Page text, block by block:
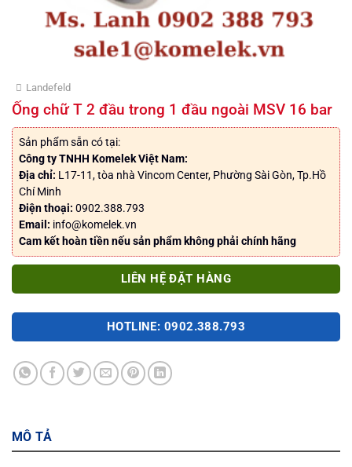
Landefeld
Ống chữ T 2 đầu trong 1 đầu ngoài MSV 16 bar
Sản phẩm sẵn có tại:
Công ty TNHH Komelek Việt Nam:
Địa chỉ: L17-11, tòa nhà Vincom Center, Phường Sài Gòn, Tp.Hồ
Chí Minh
Điện thoại: 0902.388.793
Email: info@komelek.vn
Cam kết hoàn tiền nếu sản phẩm không phải chính hãng
LIÊN HỆ ĐẶT HÀNG
HOTLINE: 0902.388.793
MÔ TẢ